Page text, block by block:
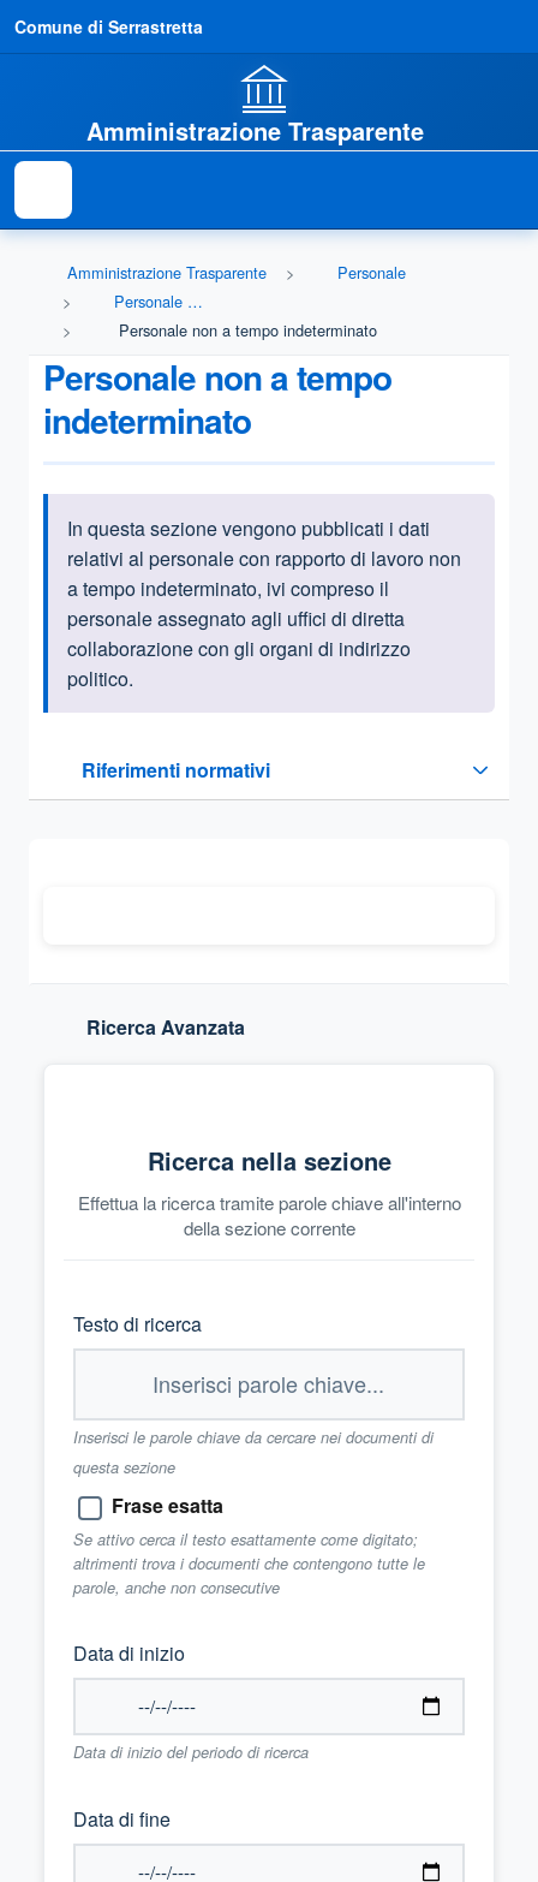
Comune di Serrastretta
Amministrazione Trasparente
Amministrazione Trasparente
Personale
Personale non a tempo indeterminato
Personale non a tempo indeterminato
Personale non a tempo
indeterminato
Informazioni introduttive
In questa sezione vengono pubblicati i dati
relativi al personale con rapporto di lavoro non
a tempo indeterminato, ivi compreso il
personale assegnato agli uffici di diretta
collaborazione con gli organi di indirizzo
politico.
Riferimenti normativi
Sezione compressa
Ricerca Avanzata
Ricerca nella sezione
Effettua la ricerca tramite parole chiave all'interno
della sezione corrente
Testo di ricerca
Inserisci le parole chiave da cercare nei documenti di
questa sezione
Frase esatta
Se attivo cerca il testo esattamente come digitato;
altrimenti trova i documenti che contengono tutte le
parole, anche non consecutive
Data di inizio
Data di inizio del periodo di ricerca
Data di fine